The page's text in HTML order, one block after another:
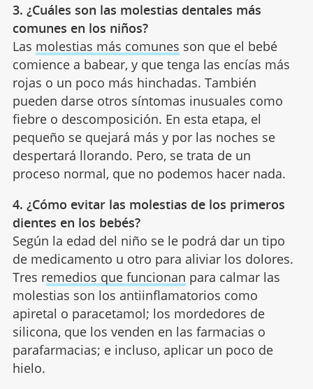
3. ¿Cuáles son las molestias dentales más
comunes en los niños?
Las molestias más comunes son que el bebé
comience a babear, y que tenga las encías más
rojas o un poco más hinchadas. También
pueden darse otros síntomas inusuales como
fiebre o descomposición. En esta etapa, el
pequeño se quejará más y por las noches se
despertará llorando. Pero, se trata de un
proceso normal, que no podemos hacer nada.
4. ¿Cómo evitar las molestias de los primeros
dientes en los bebés?
Según la edad del niño se le podrá dar un tipo
de medicamento u otro para aliviar los dolores.
Tres remedios que funcionan para calmar las
molestias son los antiinflamatorios como
apiretal o paracetamol; los mordedores de
silicona, que los venden en las farmacias o
parafarmacias; e incluso, aplicar un poco de
hielo.